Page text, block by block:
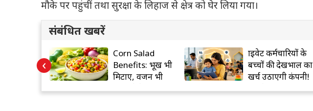
मौके पर पहुंचीं तथा सुरक्षा के लिहाज से क्षेत्र को घेर लिया गया।
संबंधित खबरें
Corn Salad
Benefits: भूख भी
मिटाए, वजन भी
घटाए ये हेल्दी सलाद
प्राइवेट कर्मचारियों के
बच्चों की देखभाल का
खर्च उठाएगी कंपनी!
नए लेबर कोड में बड़ा
‹